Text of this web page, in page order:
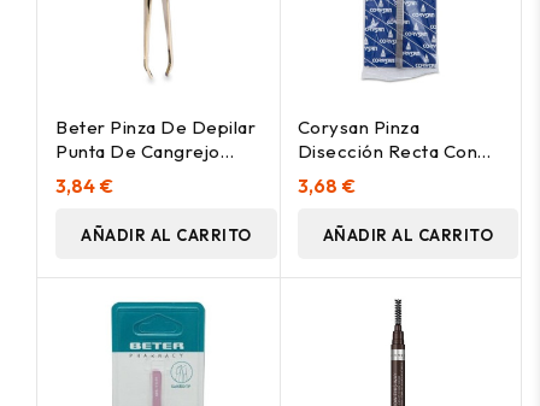
Beter Pinza De Depilar
Punta De Cangrejo
Dorada, 1 Ud
3,84 €
AÑADIR AL CARRITO
Corysan Pinza
Disección Recta Con
Diente 14 Cm, 1 Unidad
3,68 €
AÑADIR AL CARRITO